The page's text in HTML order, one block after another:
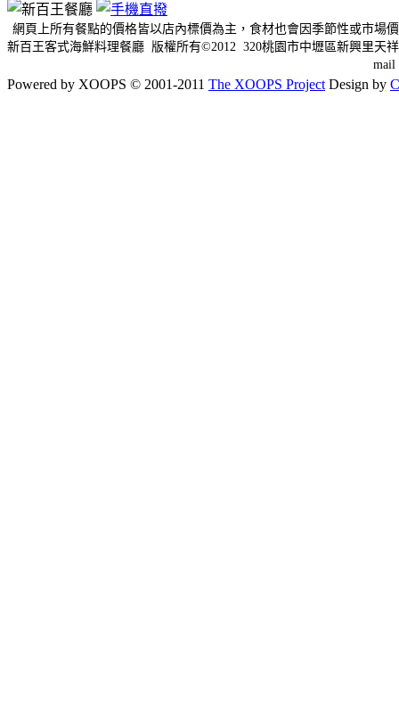
網頁上所有餐點的價格皆以店內標價為主，食材也會因季節性或市場
新百王客式海鮮料理餐廳 版權所有©2012 320桃園市中壢區新興里
mail
Powered by XOOPS © 2001-2011 The XOOPS Project Design by